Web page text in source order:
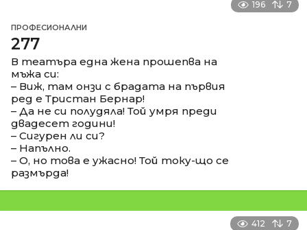
196 7
ПРОФЕСИОНАЛНИ
277
В театъра една жена прошепва на
мъжа си:
– Виж, там онзи с брадата на първия
ред е Тристан Бернар!
– Да не си полудяла! Той умря преди
двадесет години!
– Сигурен ли си?
– Напълно.
– О, но това е ужасно! Той току-що се
размърда!
412 7